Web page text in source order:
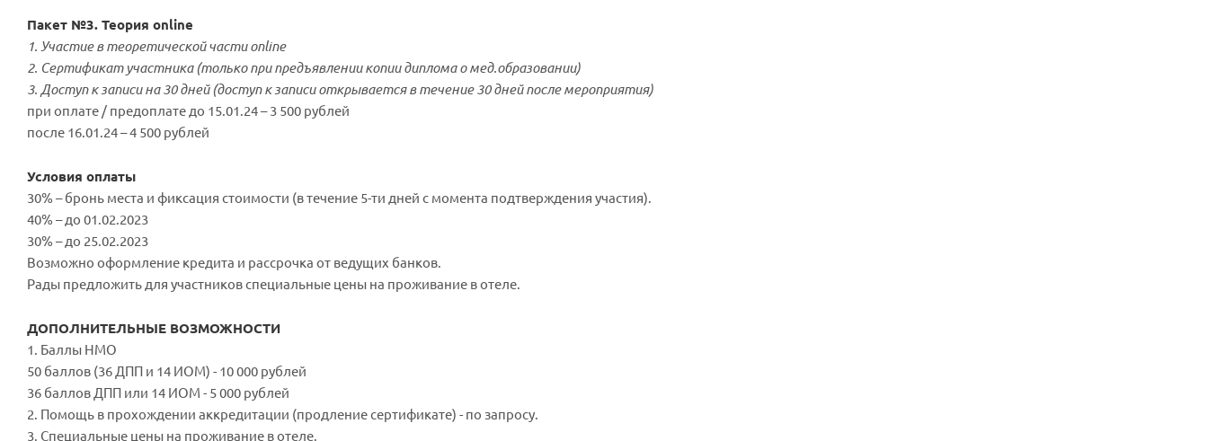
Пакет №3. Теория online
1. Участие в теоретической части online
2. Сертификат участника (только при предъявлении копии диплома о мед.образовании)
3. Доступ к записи на 30 дней (доступ к записи открывается в течение 30 дней после мероприятия)
при оплате / предоплате до 15.01.24 – 3 500 рублей
после 16.01.24 – 4 500 рублей
Условия оплаты
30% – бронь места и фиксация стоимости (в течение 5-ти дней с момента подтверждения участия).
40% – до 01.02.2023
30% – до 25.02.2023
Возможно оформление кредита и рассрочка от ведущих банков.
Рады предложить для участников специальные цены на проживание в отеле.
ДОПОЛНИТЕЛЬНЫЕ ВОЗМОЖНОСТИ
1. Баллы НМО
50 баллов (36 ДПП и 14 ИОМ) - 10 000 рублей
36 баллов ДПП или 14 ИОМ - 5 000 рублей
2. Помощь в прохождении аккредитации (продление сертификате) - по запросу.
3. Специальные цены на проживание в отеле.